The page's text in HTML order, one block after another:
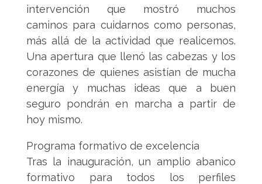
intervención que mostró muchos
caminos para cuidarnos como personas,
más allá de la actividad que realicemos.
Una apertura que llenó las cabezas y los
corazones de quienes asistían de mucha
energía y muchas ideas que a buen
seguro pondrán en marcha a partir de
hoy mismo.
Programa formativo de excelencia
Tras la inauguración, un amplio abanico
formativo para todos los perfiles